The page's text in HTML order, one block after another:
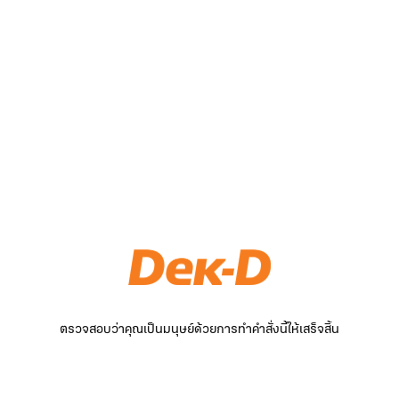
ตรวจสอบว่าคุณเป็นมนุษย์ด้วยการทำคำสั่งนี้ให้เสร็จสิ้น